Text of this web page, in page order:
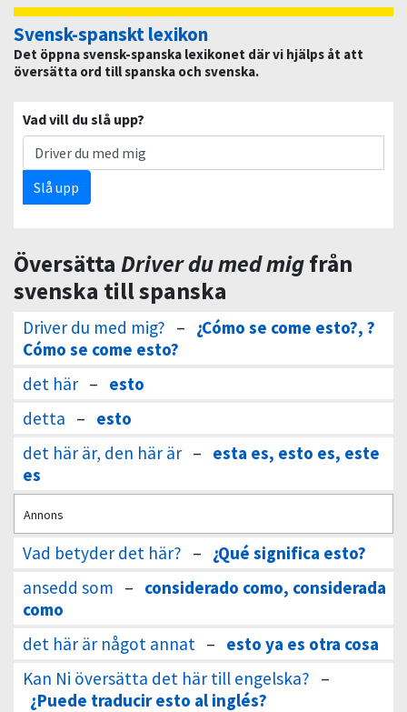
Svensk-spanskt lexikon
Det öppna svensk-spanska lexikonet där vi hjälps åt att
översätta ord till spanska och svenska.
Vad vill du slå upp?
Slå upp
Översätta Driver du med migfrån
svenska till spanska
Driver du med mig? – ¿Cómo se come esto?, ?
Cómo se come esto?
det här – esto
detta – esto
det här är, den här är – esta es, esto es, este
es
Annons
Vad betyder det här? – ¿Qué significa esto?
ansedd som – considerado como, considerada
como
det här är något annat – esto ya es otra cosa
Kan Ni översätta det här till engelska? –
¿Puede traducir esto al inglés?